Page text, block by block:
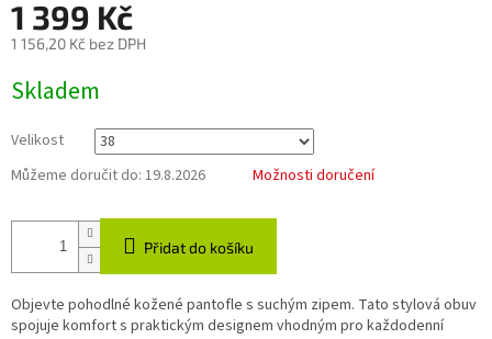
1 399 Kč
1 156,20 Kč bez DPH
cena:
Skladem
Velikost
Můžeme doručit do: 19.8.2026 Možnosti doručení
Přidat do košíku
Objevte pohodlné kožené pantofle s suchým zipem. Tato stylová obuv
spojuje komfort s praktickým designem vhodným pro každodenní